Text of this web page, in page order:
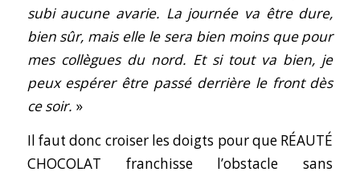
subi aucune avarie. La journée va être dure,
bien sûr, mais elle le sera bien moins que pour
mes collègues du nord. Et si tout va bien, je
peux espérer être passé derrière le front dès
ce soir. »
Il faut donc croiser les doigts pour que RÉAUTÉ
CHOCOLAT franchisse l’obstacle sans